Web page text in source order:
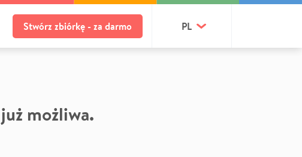
Stwórz zbiórkę - za darmo PL
możliwa.